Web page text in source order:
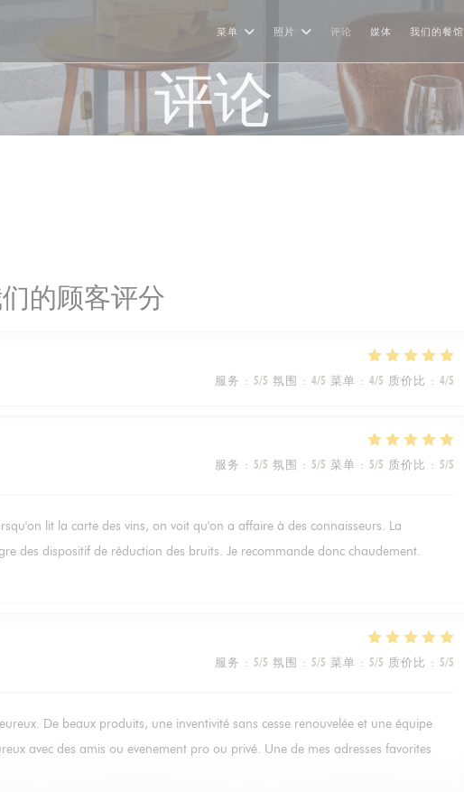
菜单 照片 评论 媒体 我们的餐馆
评论
的顾客评分
服务 : 5/5 氛围 : 4/5 菜单 : 4/5 质价比 : 4/5
服务 : 5/5 氛围 : 5/5 菜单 : 5/5 质价比 : 5/5
lit la carte des vins, on voit qu'on a affaire à des connaisseurs. La
des dispositif de réduction des bruits. Je recommande donc chaudement.
服务 : 5/5 氛围 : 5/5 菜单 : 5/5 质价比 : 5/5
De beaux produits, une inventivité sans cesse renouvelée et une équipe
avec des amis ou evenement pro ou privé. Une de mes adresses favorites